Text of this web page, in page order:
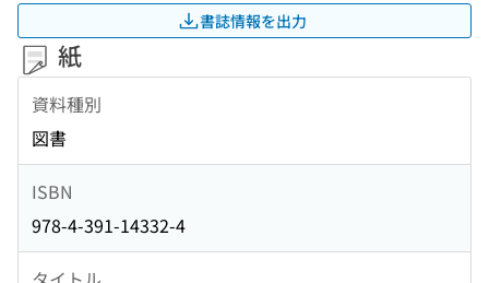
書誌情報を出力
紙
資料種別
図書
ISBN
978-4-391-14332-4